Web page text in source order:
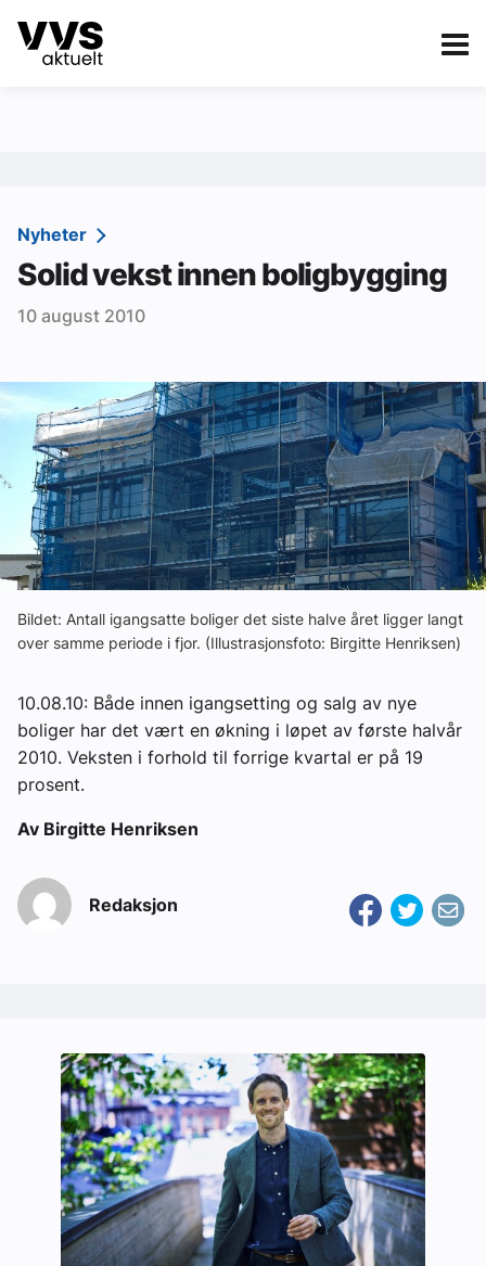
Kategorier
Sanitær
Ventilasjon
Varme og energi
Vann og avløp
Aktuelle prosjekter
Om VVS Aktuelt
Kontakt oss:
Abonner på fagbladet Byggfakta Nyheter
Annonsere i VVS Aktuelt
Kontakt oss
Tips oss
Nyheter
Solid vekst innen boligbygging
10 august 2010
Bildet: Antall igangsatte boliger det siste halve året ligger langt
over samme periode i fjor. (Illustrasjonsfoto: Birgitte Henriksen)
10.08.10: Både innen igangsetting og salg av nye
boliger har det vært en økning i løpet av første halvår
2010. Veksten i forhold til forrige kvartal er på 19
prosent.
Av Birgitte Henriksen
Redaksjon